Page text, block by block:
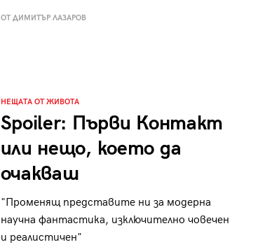
ОТ ДИМИТЪР ЛАЗАРОВ
НЕЩАТА ОТ ЖИВОТА
Spoiler: Първи Контакт
или нещо, което да
очакваш
"Променящ представите ни за модерна
научна фантастика, изключително човечен
и реалистичен"